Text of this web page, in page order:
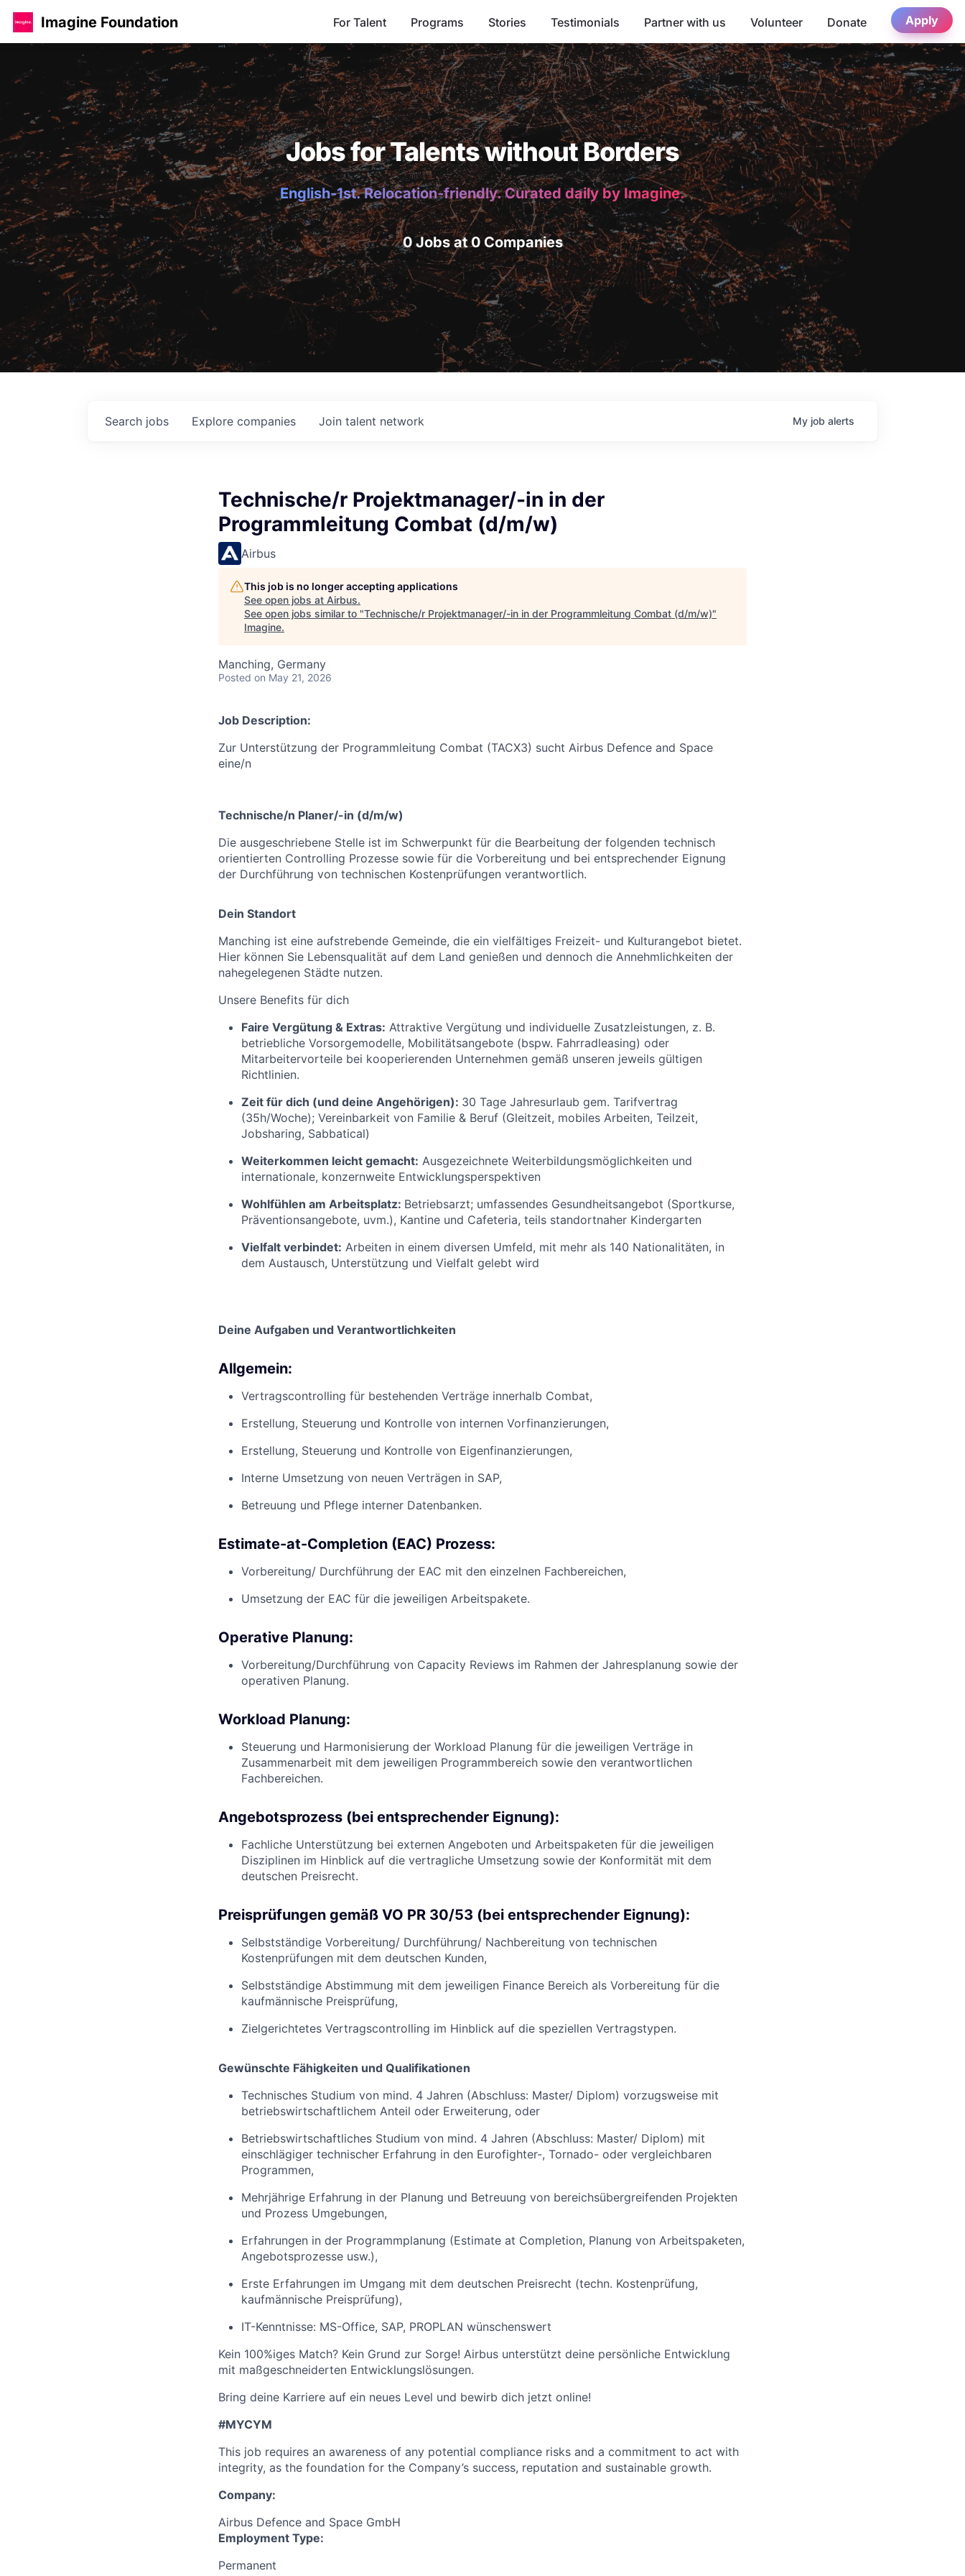
Imagine Foundation For Talent Programs Stories Testimonials Partner with us Volunteer Donate Apply
Jobs for Talents without Borders
English-1st. Relocation-friendly. Curated daily by Imagine.
0 Jobs at 0 Companies
Search jobs Explore companies Join talent network My job alerts
Technische/r Projektmanager/-in in der
Programmleitung Combat (d/m/w)
Airbus
This job is no longer accepting applications
See open jobs at Airbus.
See open jobs similar to "Technische/r Projektmanager/-in in der Programmleitung Combat (d/m/w)"
Imagine.
Manching, Germany
Posted on May 21, 2026
Job Description:
Zur Unterstützung der Programmleitung Combat (TACX3) sucht Airbus Defence and Space
eine/n
Technische/n Planer/-in (d/m/w)
Die ausgeschriebene Stelle ist im Schwerpunkt für die Bearbeitung der folgenden technisch
orientierten Controlling Prozesse sowie für die Vorbereitung und bei entsprechender Eignung
der Durchführung von technischen Kostenprüfungen verantwortlich.
Dein Standort
Manching ist eine aufstrebende Gemeinde, die ein vielfältiges Freizeit- und Kulturangebot bietet.
Hier können Sie Lebensqualität auf dem Land genießen und dennoch die Annehmlichkeiten der
nahegelegenen Städte nutzen.
Unsere Benefits für dich
Faire Vergütung & Extras: Attraktive Vergütung und individuelle Zusatzleistungen, z. B.
betriebliche Vorsorgemodelle, Mobilitätsangebote (bspw. Fahrradleasing) oder
Mitarbeitervorteile bei kooperierenden Unternehmen gemäß unseren jeweils gültigen
Richtlinien.
Zeit für dich (und deine Angehörigen): 30 Tage Jahresurlaub gem. Tarifvertrag
(35h/Woche); Vereinbarkeit von Familie & Beruf (Gleitzeit, mobiles Arbeiten, Teilzeit,
Jobsharing, Sabbatical)
Weiterkommen leicht gemacht: Ausgezeichnete Weiterbildungsmöglichkeiten und
internationale, konzernweite Entwicklungsperspektiven
Wohlfühlen am Arbeitsplatz: Betriebsarzt; umfassendes Gesundheitsangebot (Sportkurse,
Präventionsangebote, uvm.), Kantine und Cafeteria, teils standortnaher Kindergarten
Vielfalt verbindet: Arbeiten in einem diversen Umfeld, mit mehr als 140 Nationalitäten, in
dem Austausch, Unterstützung und Vielfalt gelebt wird
Deine Aufgaben und Verantwortlichkeiten
Allgemein:
Vertragscontrolling für bestehenden Verträge innerhalb Combat,
Erstellung, Steuerung und Kontrolle von internen Vorfinanzierungen,
Erstellung, Steuerung und Kontrolle von Eigenfinanzierungen,
Interne Umsetzung von neuen Verträgen in SAP,
Betreuung und Pflege interner Datenbanken.
Estimate-at-Completion (EAC) Prozess:
Vorbereitung/ Durchführung der EAC mit den einzelnen Fachbereichen,
Umsetzung der EAC für die jeweiligen Arbeitspakete.
Operative Planung:
Vorbereitung/Durchführung von Capacity Reviews im Rahmen der Jahresplanung sowie der
operativen Planung.
Workload Planung:
Steuerung und Harmonisierung der Workload Planung für die jeweiligen Verträge in
Zusammenarbeit mit dem jeweiligen Programmbereich sowie den verantwortlichen
Fachbereichen.
Angebotsprozess (bei entsprechender Eignung):
Fachliche Unterstützung bei externen Angeboten und Arbeitspaketen für die jeweiligen
Disziplinen im Hinblick auf die vertragliche Umsetzung sowie der Konformität mit dem
deutschen Preisrecht.
Preisprüfungen gemäß VO PR 30/53 (bei entsprechender Eignung):
Selbstständige Vorbereitung/ Durchführung/ Nachbereitung von technischen
Kostenprüfungen mit dem deutschen Kunden,
Selbstständige Abstimmung mit dem jeweiligen Finance Bereich als Vorbereitung für die
kaufmännische Preisprüfung,
Zielgerichtetes Vertragscontrolling im Hinblick auf die speziellen Vertragstypen.
Gewünschte Fähigkeiten und Qualifikationen
Technisches Studium von mind. 4 Jahren (Abschluss: Master/ Diplom) vorzugsweise mit
betriebswirtschaftlichem Anteil oder Erweiterung, oder
Betriebswirtschaftliches Studium von mind. 4 Jahren (Abschluss: Master/ Diplom) mit
einschlägiger technischer Erfahrung in den Eurofighter-, Tornado- oder vergleichbaren
Programmen,
Mehrjährige Erfahrung in der Planung und Betreuung von bereichsübergreifenden Projekten
und Prozess Umgebungen,
Erfahrungen in der Programmplanung (Estimate at Completion, Planung von Arbeitspaketen,
Angebotsprozesse usw.),
Erste Erfahrungen im Umgang mit dem deutschen Preisrecht (techn. Kostenprüfung,
kaufmännische Preisprüfung),
IT-Kenntnisse: MS-Office, SAP, PROPLAN wünschenswert
Kein 100%iges Match? Kein Grund zur Sorge! Airbus unterstützt deine persönliche Entwicklung
mit maßgeschneiderten Entwicklungslösungen.
Bring deine Karriere auf ein neues Level und bewirb dich jetzt online!
#MYCYM
This job requires an awareness of any potential compliance risks and a commitment to act with
integrity, as the foundation for the Company’s success, reputation and sustainable growth.
Company:
Airbus Defence and Space GmbH
Employment Type:
Permanent